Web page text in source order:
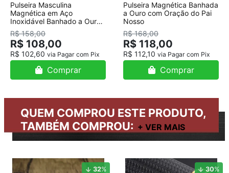
Pulseira Masculina
Magnética em Aço
Inoxidável Banhado a Ouro
18K
R$ 158,00
R$ 108,00
R$ 102,60 via Pagar com Pix
Comprar
Pulseira Magnética Banhada
a Ouro com Oração do Pai
Nosso
R$ 168,00
R$ 118,00
R$ 112,10 via Pagar com Pix
Comprar
QUEM COMPROU ESTE PRODUTO,
TAMBÉM COMPROU:
32% 30%